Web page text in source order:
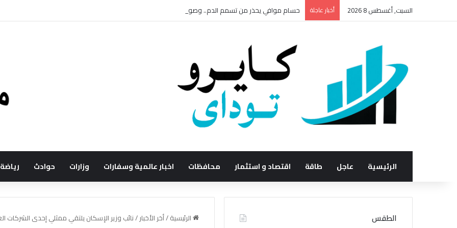
السبت, أغسطس 8 2026 أخبار عاجلة حسام موافي يحذر من تسمم الدم.. وصول الميكروب إلى الدم يهدد الحياة
الرئيسية عاجل طاقة اقتصاد و استثمار محافظات اخبار عالمية وسفارات وزارات حوادث رياضة
الرئيسية/أخر الأخبار /نائب وزير الإسكان يلتقي ممثلي إحدى الشركات
الطقس